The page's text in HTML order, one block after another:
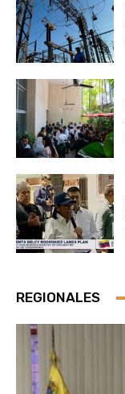
REGIONALES